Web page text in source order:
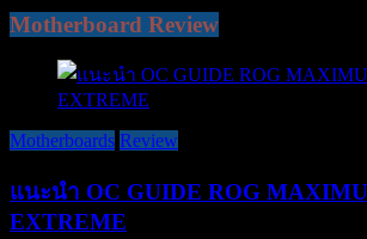
Motherboard Review
Motherboards Review
แนะนำ OC GUIDE ROG
EXTREME